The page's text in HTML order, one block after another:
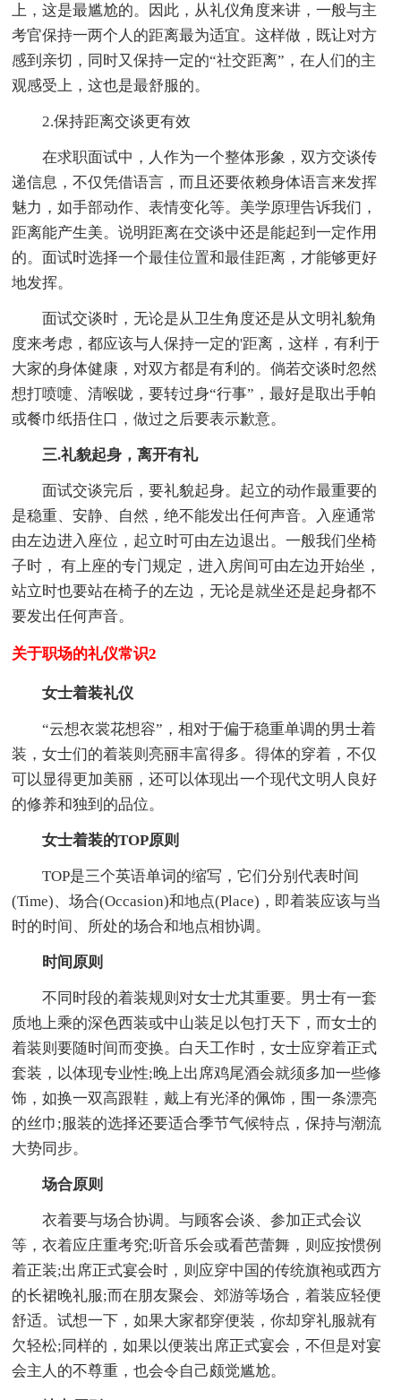
上，这是最尴尬的。因此，从礼仪角度来讲，一般与主
考官保持一两个人的距离最为适宜。这样做，既让对方
感到亲切，同时又保持一定的“社交距离”，在人们的主
观感受上，这也是最舒服的。
2.保持距离交谈更有效
在求职面试中，人作为一个整体形象，双方交谈传
递信息，不仅凭借语言，而且还要依赖身体语言来发挥
魅力，如手部动作、表情变化等。美学原理告诉我们，
距离能产生美。说明距离在交谈中还是能起到一定作用
的。面试时选择一个最佳位置和最佳距离，才能够更好
地发挥。
面试交谈时，无论是从卫生角度还是从文明礼貌角
度来考虑，都应该与人保持一定的'距离，这样，有利于
大家的身体健康，对双方都是有利的。倘若交谈时忽然
想打喷嚏、清喉咙，要转过身“行事”，最好是取出手帕
或餐巾纸捂住口，做过之后要表示歉意。
三.礼貌起身，离开有礼
面试交谈完后，要礼貌起身。起立的动作最重要的
是稳重、安静、自然，绝不能发出任何声音。入座通常
由左边进入座位，起立时可由左边退出。一般我们坐椅
子时， 有上座的专门规定，进入房间可由左边开始坐，
站立时也要站在椅子的左边，无论是就坐还是起身都不
要发出任何声音。
关于职场的礼仪常识2
女士着装礼仪
“云想衣裳花想容”，相对于偏于稳重单调的男士着
装，女士们的着装则亮丽丰富得多。得体的穿着，不仅
可以显得更加美丽，还可以体现出一个现代文明人良好
的修养和独到的品位。
女士着装的TOP原则
TOP是三个英语单词的缩写，它们分别代表时间
(Time)、场合(Occasion)和地点(Place)，即着装应该与当
时的时间、所处的场合和地点相协调。
时间原则
不同时段的着装规则对女士尤其重要。男士有一套
质地上乘的深色西装或中山装足以包打天下，而女士的
着装则要随时间而变换。白天工作时，女士应穿着正式
套装，以体现专业性;晚上出席鸡尾酒会就须多加一些修
饰，如换一双高跟鞋，戴上有光泽的佩饰，围一条漂亮
的丝巾;服装的选择还要适合季节气候特点，保持与潮流
大势同步。
场合原则
衣着要与场合协调。与顾客会谈、参加正式会议
等，衣着应庄重考究;听音乐会或看芭蕾舞，则应按惯例
着正装;出席正式宴会时，则应穿中国的传统旗袍或西方
的长裙晚礼服;而在朋友聚会、郊游等场合，着装应轻便
舒适。试想一下，如果大家都穿便装，你却穿礼服就有
欠轻松;同样的，如果以便装出席正式宴会，不但是对宴
会主人的不尊重，也会令自己颇觉尴尬。